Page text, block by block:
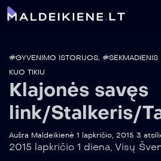
#GYVENIMO ISTORIJOS, #SEKMADIENIS
KUO TIKIU
Klajonės savęs
link/Stalkeris/
Aušra Maldeikienė 1 lapkričio, 2015 3
2015 lapkričio 1 diena, Visų